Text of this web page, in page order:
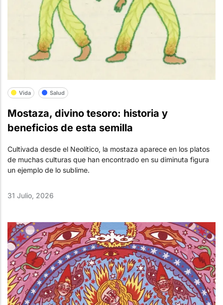
Vida Salud
Mostaza, divino tesoro: historia y
beneficios de esta semilla
Cultivada desde el Neolítico, la mostaza aparece en los platos
de muchas culturas que han encontrado en su diminuta figura
un ejemplo de lo sublime.
31 Julio, 2026